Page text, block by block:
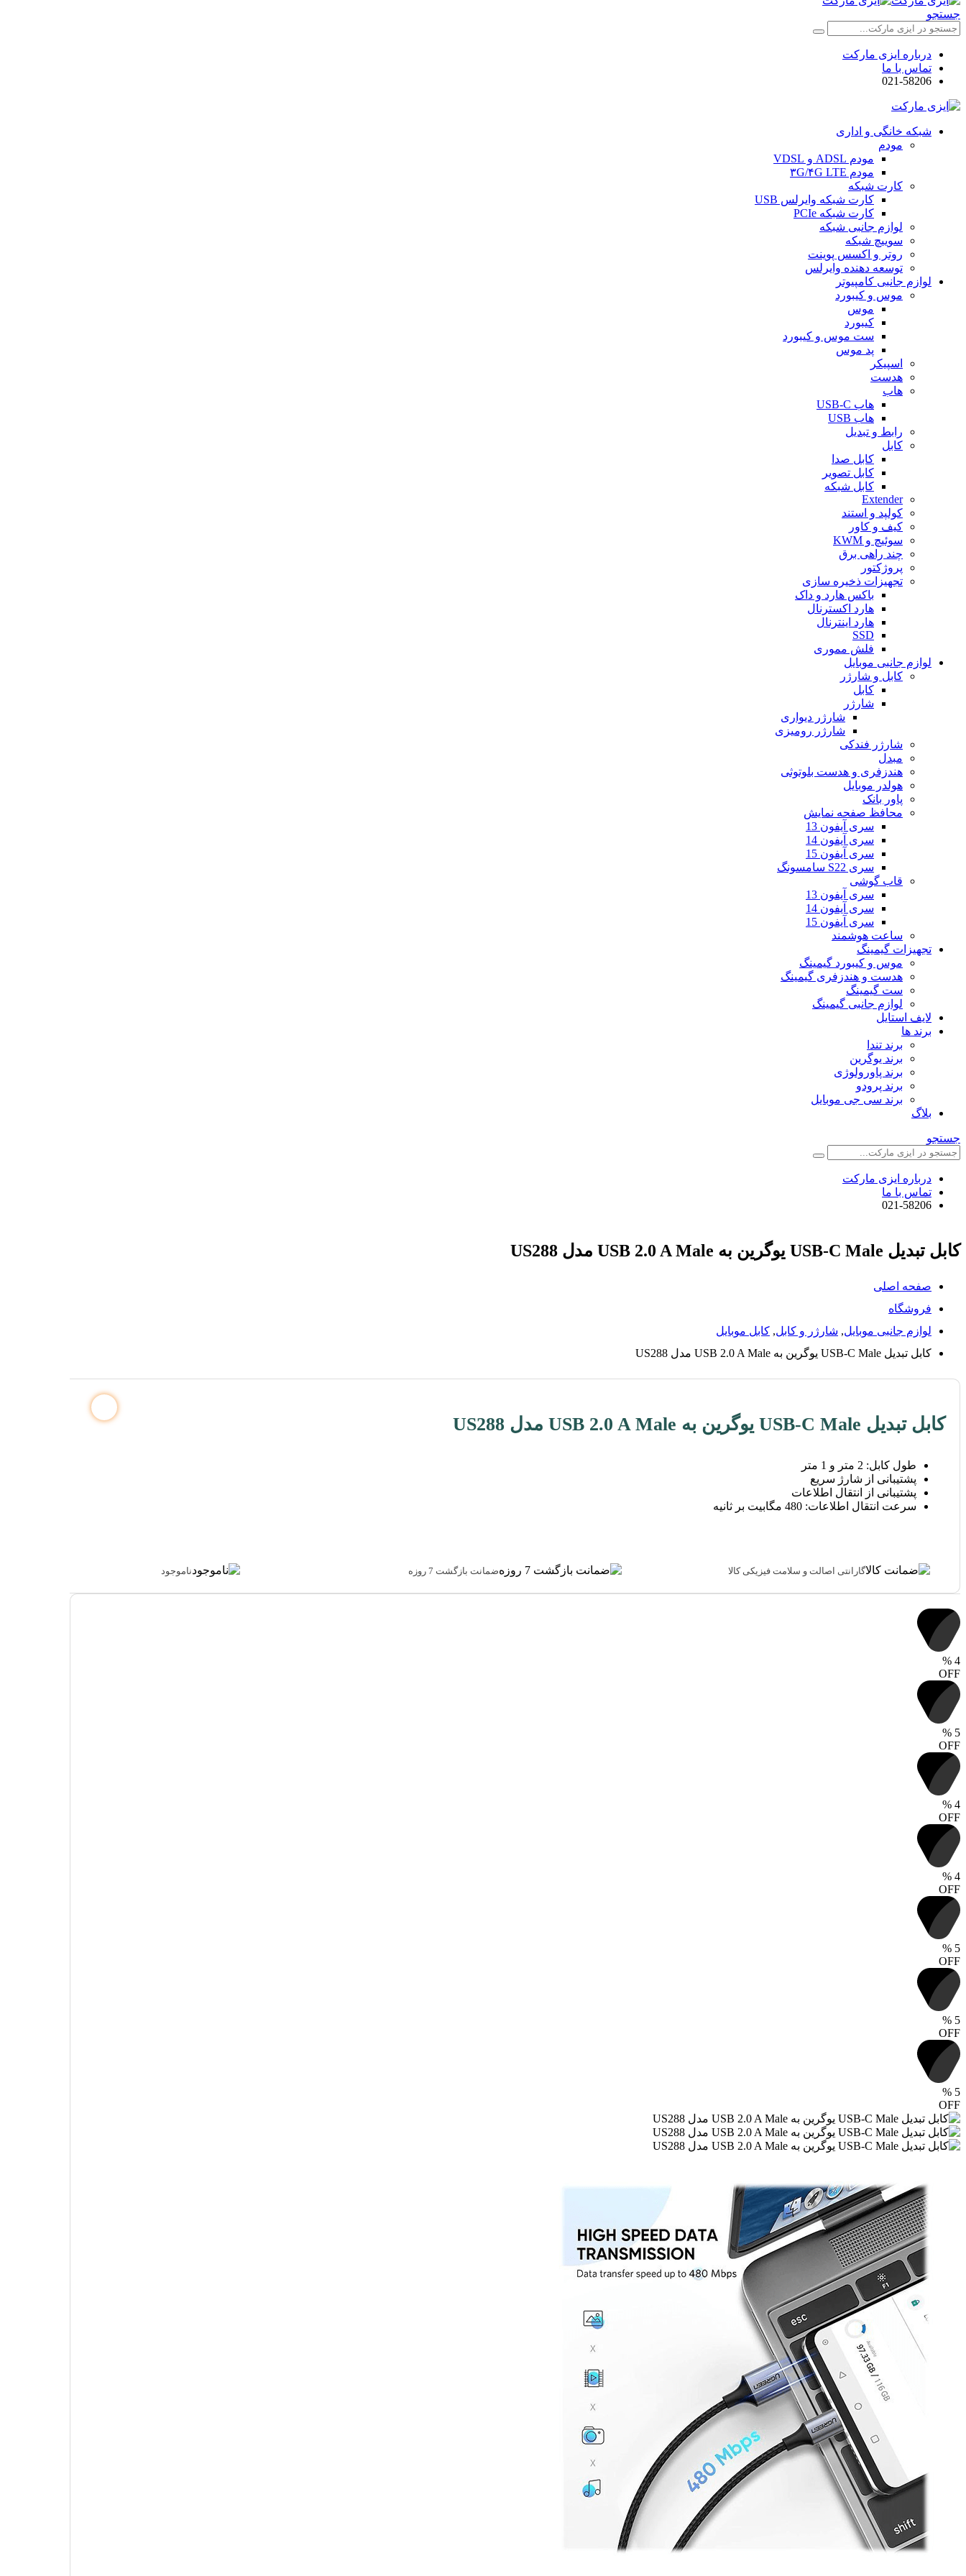
جستجو
درباره ایزی مارکت
تماس با ما
021-58206
شبکه خانگی و اداری
مودم
مودم ADSL و VDSL
مودم ۳G/۴G LTE
کارت شبکه
کارت شبکه وایرلس USB
کارت شبکه PCIe
لوازم جانبی شبکه
سوییچ شبکه
روتر و اکسس پوینت
توسعه دهنده وایرلس
لوازم جانبی کامپیوتر
موس و کیبورد
موس
کیبورد
ست موس و کیبورد
پد موس
اسپیکر
هدست
هاب
هاب USB-C
هاب USB
رابط و تبدیل
کابل
کابل صدا
کابل تصویر
کابل شبکه
Extender
کولپد و استند
کیف و کاور
سوئیچ و KWM
چند راهی برق
پروژکتور
تجهیزات ذخیره سازی
باکس هارد و داک
هارد اکسترنال
هارد اینترنال
SSD
فلش مموری
لوازم جانبی موبایل
کابل و شارژر
کابل
شارژر
شارژر دیواری
شارژر رومیزی
شارژر فندکی
مبدل
هندزفری و هدست بلوتوثی
هولدر موبایل
پاور بانک
محافظ صفحه نمایش
سری آیفون 13
سری آیفون 14
سری آیفون 15
سری S22 سامسونگ
قاب گوشی
سری آیفون 13
سری آیفون 14
سری آیفون 15
ساعت هوشمند
تجهیزات گیمینگ
موس و کیبورد گیمینگ
هدست و هندزفری گیمینگ
ست گیمینگ
لوازم جانبی گیمینگ
لایف استایل
برند ها
برند تندا
برند یوگرین
برند پاورولوژی
برند پرودو
برند سی جی موبایل
بلاگ
جستجو
درباره ایزی مارکت
تماس با ما
021-58206
کابل تبدیل USB-C Male یوگرین به USB 2.0 A Male مدل US288
صفحه اصلی
فروشگاه
لوازم جانبی موبایل, شارژر و کابل, کابل موبایل
کابل تبدیل USB-C Male یوگرین به USB 2.0 A Male مدل US288
کابل تبدیل USB-C Male یوگرین به USB 2.0 A Male مدل US288
طول کابل: 2 متر و 1 متر
پشتیبانی از شارژ سریع
پشتیبانی از انتقال اطلاعات
سرعت انتقال اطلاعات: 480 مگابیت بر ثانیه
گارانتی اصالت و سلامت فیزیکی کالا ضمانت بازگشت 7 روزه ناموجود
4
%
OFF
5
%
OFF
4
%
OFF
4
%
OFF
5
%
OFF
5
%
OFF
5
%
OFF